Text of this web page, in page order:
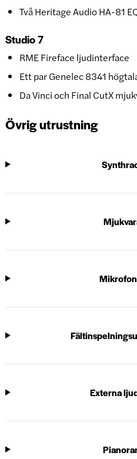
Två Heritage Audio HA-81
Studio 7
RME Fireface ljudinterface
Ett par Genelec 8341
Da Vinci och Final CutX
Övrig utrustning
Externa